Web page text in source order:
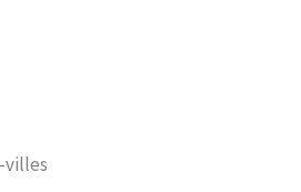
villes